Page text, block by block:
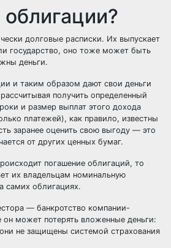
облигации?
долговые расписки. Их выпускает
государство, оно тоже может быть
деньги.
и таким образом дают свои деньги
получить определенный
и размер выплат этого дохода
платежей), как правило, известны
заранее оценить свою выгоду — это
от других ценных бумаг.
погашение облигаций, то
их владельцам номинальную
самих облигациях.
— банкротство компании-
он может потерять вложенные деньги:
не защищены системой страхования